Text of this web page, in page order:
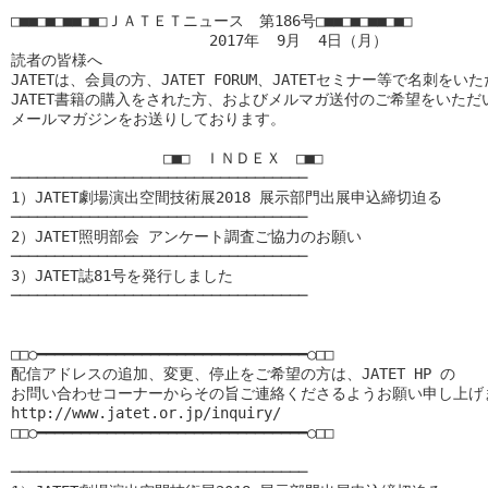
□■■□■□■■□■□ＪＡＴＥＴニュース　第186号□■■□■□■■□■□
2017年  9月  4日（月）
読者の皆様へ
JATETは、会員の方、JATET FORUM、JATETセミナー等で名刺をいた
JATET書籍の購入をされた方、およびメルマガ送付のご希望をいただ
メールマガジンをお送りしております。
□■□　ＩＮＤＥＸ　□■□
──────────────────────────────────
1）JATET劇場演出空間技術展2018 展示部門出展申込締切迫る
──────────────────────────────────
2）JATET照明部会 アンケート調査ご協力のお願い
──────────────────────────────────
3）JATET誌81号を発行しました
──────────────────────────────────
□□○━━━━━━━━━━━━━━━━━━━━━━━━━━━━━━━○□□
配信アドレスの追加、変更、停止をご希望の方は、JATET HP の
お問い合わせコーナーからその旨ご連絡くださるようお願い申し上げ
http://www.jatet.or.jp/inquiry/
□□○━━━━━━━━━━━━━━━━━━━━━━━━━━━━━━━○□□
──────────────────────────────────